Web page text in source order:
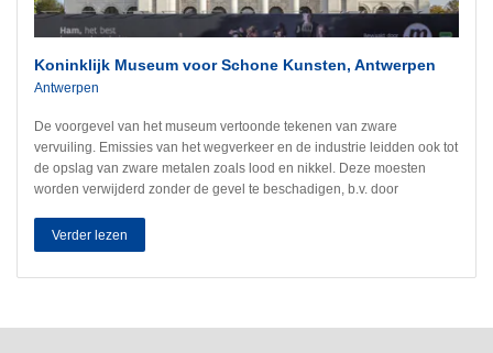
Koninklijk Museum voor Schone Kunsten, Antwerpen
Antwerpen
De voorgevel van het museum vertoonde tekenen van zware
vervuiling. Emissies van het wegverkeer en de industrie leidden ook tot
de opslag van zware metalen zoals lood en nikkel. Deze moesten
worden verwijderd zonder de gevel te beschadigen, b.v. door
Galena drong door tot de diepste poriën van natuurstenen ornamenten
en gevels. Vervolgens werd op de nodige plaatsen een speciaal
Verder lezen